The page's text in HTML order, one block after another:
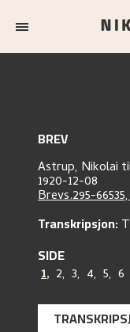
BREV
Astrup, Nikolai
1920-12-08
Brevs.295-
Transkripsjon:
SIDE
1, 2, 3, 4, 5, 6